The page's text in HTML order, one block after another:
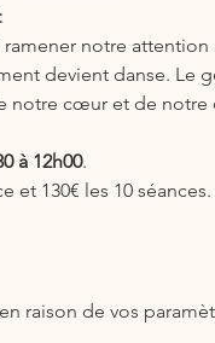
notre attention
devient danse. Le
notre cœur et de notre
à 12h00.
et 130€ les 10 séances.
raison de vos